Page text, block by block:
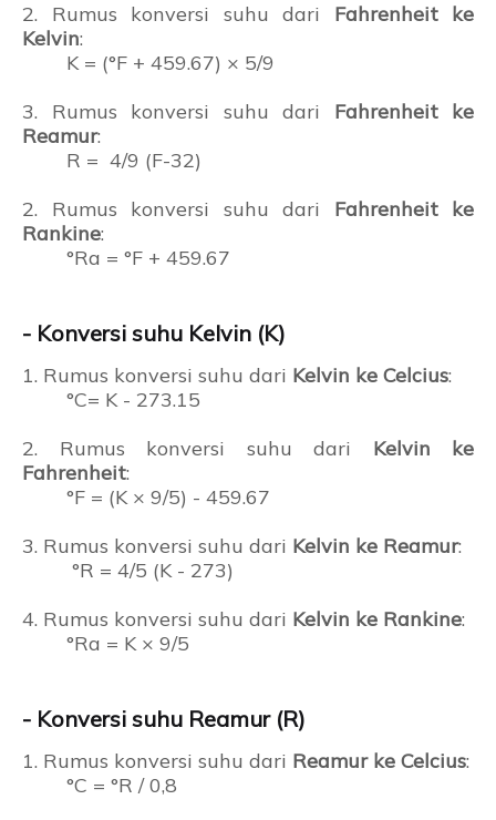
2. Rumus konversi suhu dari Fahrenheit ke
Kelvin:
K = (°F + 459.67) × 5/9
3. Rumus konversi suhu dari Fahrenheit ke
Reamur:
R = 4/9 (F-32)
2. Rumus konversi suhu dari Fahrenheit ke
Rankine:
°Ra = °F + 459.67
- Konversi suhu Kelvin (K)
1. Rumus konversi suhu dari Kelvin ke Celcius:
°C= K - 273.15
2. Rumus konversi suhu dari Kelvin ke
Fahrenheit:
°F = (K × 9/5) - 459.67
3. Rumus konversi suhu dari Kelvin ke Reamur:
°R = 4/5 (K - 273)
4. Rumus konversi suhu dari Kelvin ke Rankine:
°Ra = K × 9/5
- Konversi suhu Reamur (R)
1. Rumus konversi suhu dari Reamur ke Celcius:
°C = °R / 0,8